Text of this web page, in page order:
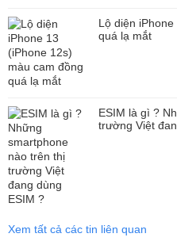
Chụp ảnh và quay video macro
Khả năng lấy nét ở khoảng cách
nhỏ như chiếc lá, côn trùng hay
hiện sắc nét.
năng chuyển động chậm và tua
Lộ diện
quá lạ mắt
ESIM là gì ?
trường Việt
Xem tất cả các tin liên quan